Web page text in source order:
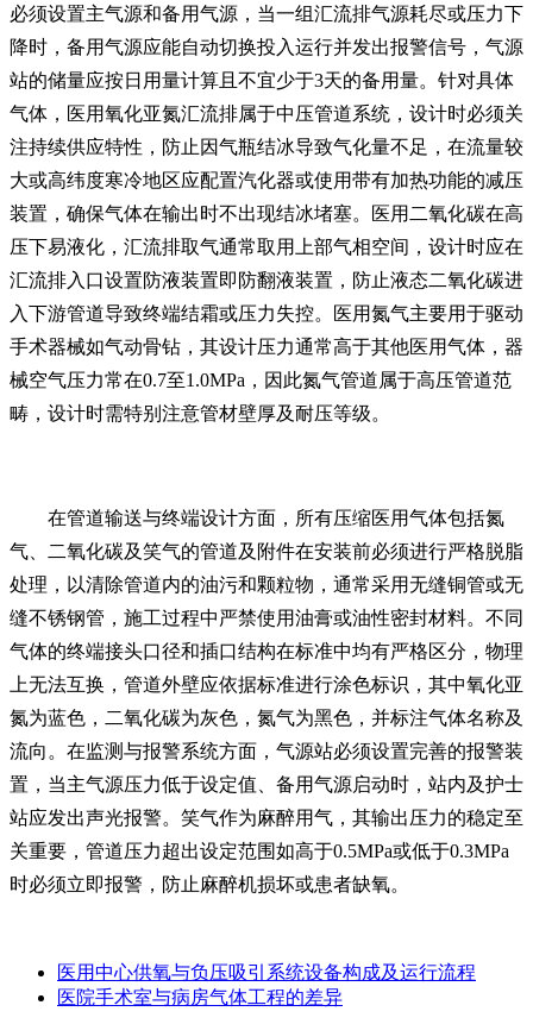
必须设置主气源和备用气源，当一组汇流排气源耗尽或压力下
降时，备用气源应能自动切换投入运行并发出报警信号，气源
站的储量应按日用量计算且不宜少于3天的备用量。针对具体
气体，医用氧化亚氮汇流排属于中压管道系统，设计时必须关
注持续供应特性，防止因气瓶结冰导致气化量不足，在流量较
大或高纬度寒冷地区应配置汽化器或使用带有加热功能的减压
装置，确保气体在输出时不出现结冰堵塞。医用二氧化碳在高
压下易液化，汇流排取气通常取用上部气相空间，设计时应在
汇流排入口设置防液装置即防翻液装置，防止液态二氧化碳进
入下游管道导致终端结霜或压力失控。医用氮气主要用于驱动
手术器械如气动骨钻，其设计压力通常高于其他医用气体，器
械空气压力常在0.7至1.0MPa，因此氮气管道属于高压管道范
畴，设计时需特别注意管材壁厚及耐压等级。
在管道输送与终端设计方面，所有压缩医用气体包括氮
气、二氧化碳及笑气的管道及附件在安装前必须进行严格脱脂
处理，以清除管道内的油污和颗粒物，通常采用无缝铜管或无
缝不锈钢管，施工过程中严禁使用油膏或油性密封材料。不同
气体的终端接头口径和插口结构在标准中均有严格区分，物理
上无法互换，管道外壁应依据标准进行涂色标识，其中氧化亚
氮为蓝色，二氧化碳为灰色，氮气为黑色，并标注气体名称及
流向。在监测与报警系统方面，气源站必须设置完善的报警装
置，当主气源压力低于设定值、备用气源启动时，站内及护士
站应发出声光报警。笑气作为麻醉用气，其输出压力的稳定至
关重要，管道压力超出设定范围如高于0.5MPa或低于0.3MPa
时必须立即报警，防止麻醉机损坏或患者缺氧。
医用中心供氧与负压吸引系统设备构成及运行流程
医院手术室与病房气体工程的差异